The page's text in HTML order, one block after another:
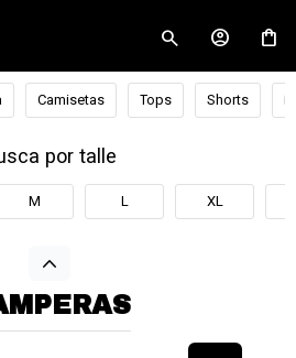
Camisetas Tops Shorts
por talle
M L XL